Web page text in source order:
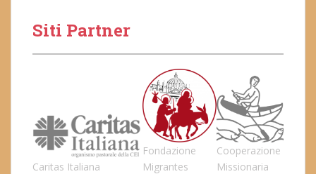
Siti Partner
Caritas Italiana
Fondazione
Migrantes
Cooperazione
Missionaria